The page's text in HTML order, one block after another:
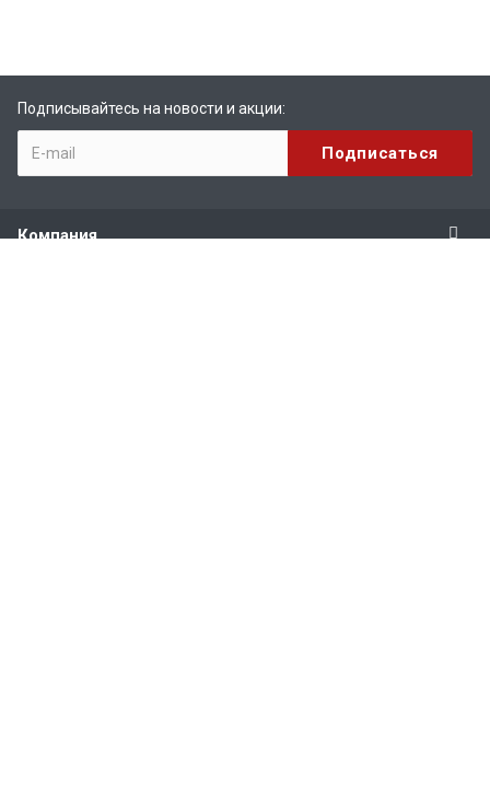
Подписывайтесь на новости и акции:
Компания